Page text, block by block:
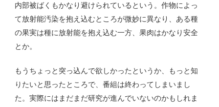
内部被ばくもかなり避けられているという。作物によっ
て放射能汚染を抱え込むところが微妙に異なり、ある種
の果実は種に放射能を抱え込む一方、果肉はかなり安全
とか。
もうちょっと突っ込んで欲しかったというか、もっと知
りたいと思ったところで、番組は終わってしまいまし
た。実際にはまだまだ研究が進んでいないのかもしれま